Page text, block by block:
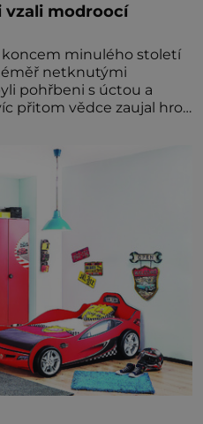
vzali modroocí
koncem minulého století
netknutými
pohřbeni s úctou a
přitom vědce zaujal hrob
zachovalá, přičítají
podmínkám. Sucho,